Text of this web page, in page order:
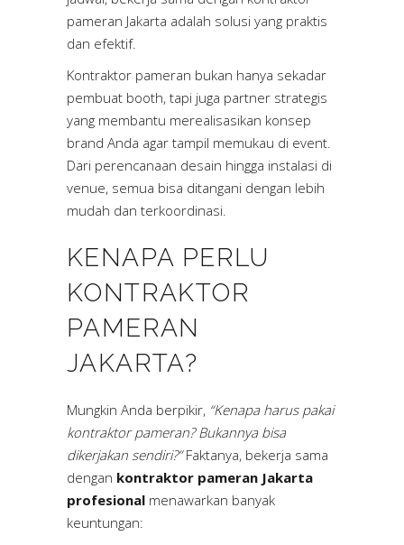
pameran Jakarta adalah solusi yang praktis
dan efektif.
Kontraktor pameran bukan hanya sekadar
pembuat booth, tapi juga partner strategis
yang membantu merealisasikan konsep
brand Anda agar tampil memukau di event.
Dari perencanaan desain hingga instalasi di
venue, semua bisa ditangani dengan lebih
mudah dan terkoordinasi.
KENAPA PERLU
KONTRAKTOR
PAMERAN
JAKARTA?
Mungkin Anda berpikir, “Kenapa harus pakai
kontraktor pameran? Bukannya bisa
dikerjakan sendiri?”Faktanya, bekerja sama
dengan kontraktor pameran Jakarta
profesional menawarkan banyak
keuntungan: